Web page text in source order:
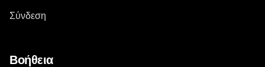
Σύνδεση
Βοήθεια